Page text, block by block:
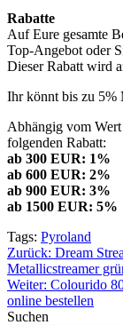
Rabatte
Auf Eure gesamte
Top-Angebot oder
Dieser Rabatt wird
Ihr könnt bis zu 5%
Abhängig vom
folgenden Rabatt:
ab 300 EUR: 1%
ab 600 EUR: 2%
ab 900 EUR: 3%
ab 1500 EUR: 5%
Tags: Pyroland
Zurück: Dream
Metallicstreamer
Weiter: Colourido
online bestellen
Suchen